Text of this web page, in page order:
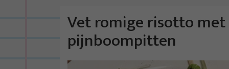
Vet romige risotto
pijnboompitten